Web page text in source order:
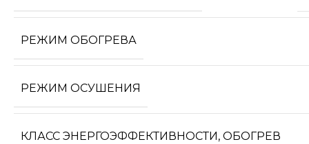
РЕЖИМ ОБОГРЕВА
РЕЖИМ ОСУШЕНИЯ
КЛАСС ЭНЕРГОЭФФЕКТИВНОСТИ, ОБОГРЕВ